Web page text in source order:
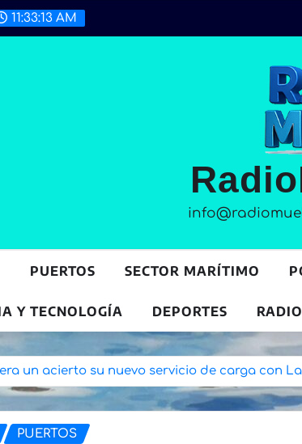
11:33:14 AM
PUERTOS SECTOR MARÍTIMO
Y TECNOLOGÍA DEPORTES RADIO
un acierto su nuevo servicio de carga con
PUERTOS